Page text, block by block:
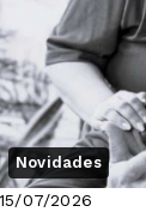
Novidades
15/07/2026